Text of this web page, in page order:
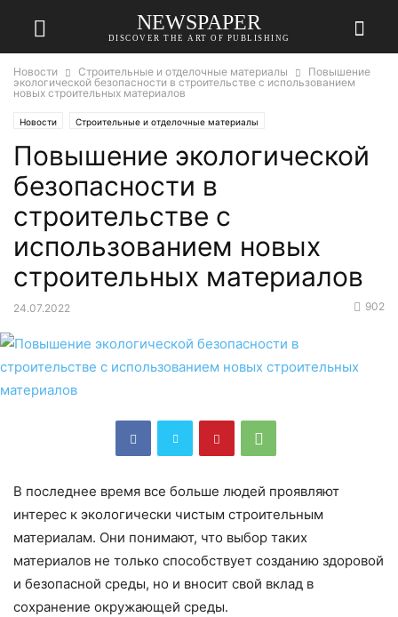
NEWSPAPER
DISCOVER THE ART OF PUBLISHING
Новости Строительные и отделочные материалы
Повышение
экологической безопасности в строительстве с использованием
новых строительных материалов
Новости Строительные и отделочные материалы
Повышение экологической
безопасности в
строительстве с
использованием новых
строительных материалов
24.07.2022 902
В последнее время все больше людей проявляют
интерес к экологически чистым строительным
материалам. Они понимают, что выбор таких
материалов не только способствует созданию здоровой
и безопасной среды, но и вносит свой вклад в
сохранение окружающей среды.